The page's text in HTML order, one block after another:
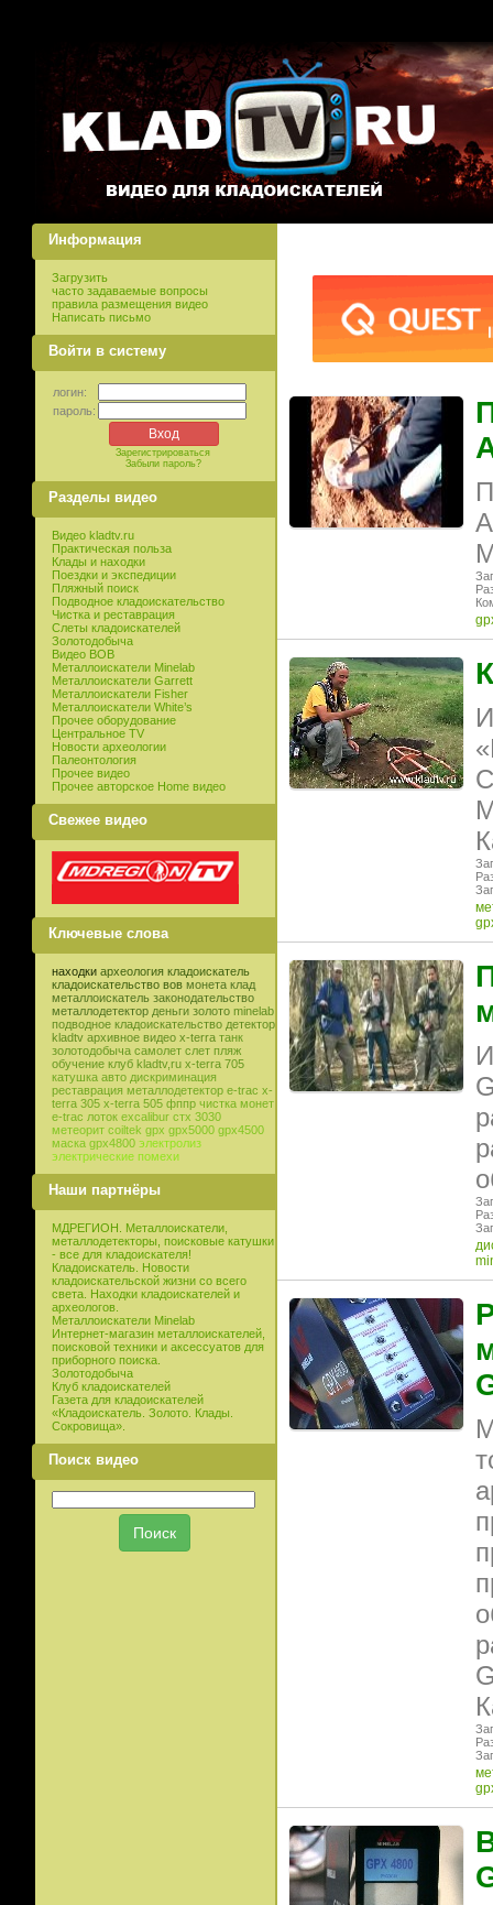
Информация
Загрузить
часто задаваемые вопросы
правила размещения видео
Написать письмо
Войти в систему
логин:
пароль:
Зарегистрироваться
Забыли пароль?
Разделы видео
Видео kladtv.ru
Практическая польза
Клады и находки
Поездки и экспедиции
Пляжный поиск
Подводное кладоискательство
Чистка и реставрация
Слеты кладоискателей
Золотодобыча
Видео ВОВ
Металлоискатели Minelab
Металлоискатели Garrett
Металлоискатели Fisher
Металлоискатели White’s
Прочее оборудование
Центральное TV
Новости археологии
Палеонтология
Прочее видео
Прочее авторское Home видео
Свежее видео
Ключевые слова
находки археология кладоискатель
кладоискательство вов монета клад
металлоискатель законодательство
металлодетектор деньги золото minelab
подводное кладоискательство детектор
kladtv архивное видео x-terra танк
золотодобыча самолет слет пляж
обучение клуб kladtv,ru x-terra 705
катушка авто дискриминация
реставрация металлодетектор e-trac x-
terra 305 x-terra 505 фппр чистка монет
e-trac лоток excalibur стх 3030
метеорит coiltek gpx gpx5000 gpx4500
маска gpx4800 электролиз
электрические помехи
Наши партнёры
МДРЕГИОН. Металлоискатели,
металлодетекторы, поисковые катушки
- все для кладоискателя!
Кладоискатель. Новости
кладоискательской жизни со всего
света. Находки кладоискателей и
археологов.
Металлоискатели Minelab
Интернет-магазин металлоискателей,
поисковой техники и аксессуатов для
приборного поиска.
Золотодобыча
Клуб кладоискателей
Газета для кладоискателей
«Кладоискатель. Золото. Клады.
Сокровища».
Поиск видео